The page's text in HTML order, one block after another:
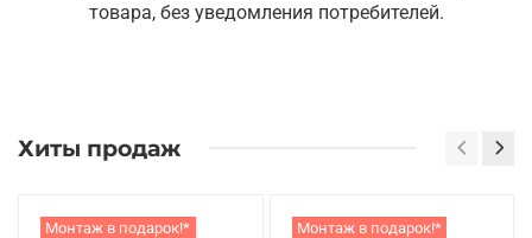
товара, без уведомления потребителей.
Хиты продаж
Монтаж в подарок!* Монтаж в подарок!*